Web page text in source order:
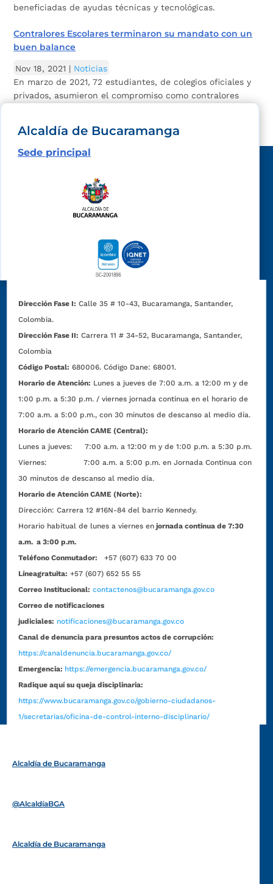
beneficiadas de ayudas técnicas y tecnológicas.
Contralores Escolares terminaron su mandato con un
buen balance
Nov 18, 2021 | Noticias
En marzo de 2021, 72 estudiantes, de colegios oficiales y
privados, asumieron el compromiso como contralores
Alcaldía de Bucaramanga
Sede principal
Dirección Fase I: Calle 35 # 10-43, Bucaramanga, Santander,
Colombia.
Dirección Fase II: Carrera 11 # 34-52, Bucaramanga, Santander,
Colombia
Código Postal: 680006. Código Dane: 68001.
Horario de Atención: Lunes a jueves de 7:00 a.m. a 12:00 m y de
1:00 p.m. a 5:30 p.m. / viernes jornada continua en el horario de
7:00 a.m. a 5:00 p.m., con 30 minutos de descanso al medio día.
Horario de Atención CAME (Central):
Lunes a jueves: 7:00 a.m. a 12:00 m y de 1:00 p.m. a 5:30 p.m.
Viernes: 7:00 a.m. a 5:00 p.m. en Jornada Continua con
30 minutos de descanso al medio día.
Horario de Atención CAME (Norte):
Dirección:Carrera 12 #16N-84 del barrio Kennedy.
Horario habitual de lunes a viernes en jornada continua de 7:30
a.m. a 3:00 p.m.
Teléfono Conmutador:
+57 (607) 633 70 00
Líneagratuita: +57 (607) 652 55 55
Correo Institucional: contactenos@bucaramanga.gov.co
Correo de notificaciones
judiciales: notificaciones@bucaramanga.gov.co
Canal de denuncia para presuntos actos de corrupción:
https://canaldenuncia.bucaramanga.gov.co/
Emergencia: https://emergencia.bucaramanga.gov.co/
Radique aquí su queja disciplinaria:
https://www.bucaramanga.gov.co/gobierno-ciudadanos-
1/secretarias/oficina-de-control-interno-disciplinario/
Alcaldía de Bucaramanga
@AlcaldíaBGA
Alcaldía de Bucaramanga